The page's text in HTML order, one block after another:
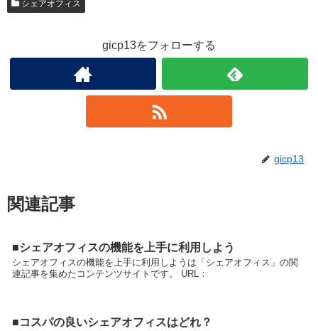
シェアオフィス
gicp13をフォローする
gicp13
関連記事
■シェアオフィスの機能を上手に利用しよう
シェアオフィスの機能を上手に利用しようは「シェアオフィス」の関
連記事を集めたコンテンツサイトです。 URL：
■コスパの良いシェアオフィスはどれ？